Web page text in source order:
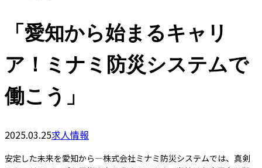
「愛知から始まるキャリ
ア！ミナミ防災システムで
働こう」
2025.03.25求人情報
安定した未来を愛知から―株式会社ミナミ防災システムでは、真剣